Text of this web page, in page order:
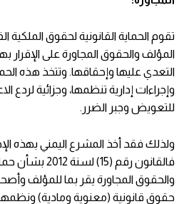
تقوم الحماية القانونية لحقوق
المؤلف والحقوق المجاورة على الإقرار
التعدي عليها وإحقاقها. وتتخذ هذه
وإجراءات إدارية تنظمها، وجزائية لردع
للتعويض وجبر الضرر.
ولذلك فقد أخذ المشرع اليمني بهذه
فالقانون رقم (15)
والحقوق المجاورة يقر بما للمؤلف
حقوق قانونية (معنوية ومادية)